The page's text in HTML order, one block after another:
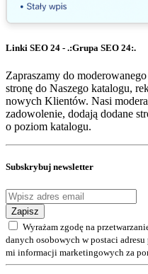
Linki SEO 24 - .:Grupa SEO 24:.
Zapraszamy do
stronę do Naszego katalogu,
nowych Klientów. Nasi
zadowolenie, dodają dodane
o poziom katalogu.
Subskrybuj newsletter
Zapisz
Wyrażam zgodę na
danych osobowych w postaci
mi informacji marketingowych za